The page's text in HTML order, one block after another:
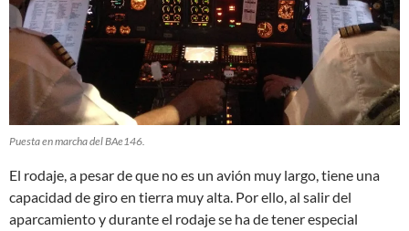
Puesta en marcha del BAe146.
El rodaje, a pesar de que no es un avión muy largo, tiene una
capacidad de giro en tierra muy alta. Por ello, al salir del
aparcamiento y durante el rodaje se ha de tener especial